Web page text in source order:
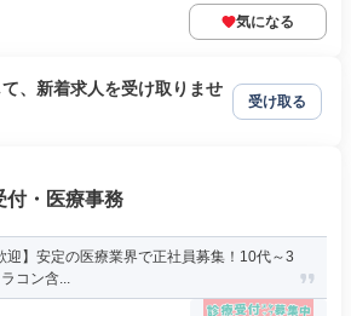
気になる
、新着求人を受け取りませ
受け取る
付・医療事務
迎】安定の医療業界で正社員募集！10代～3
コン含...